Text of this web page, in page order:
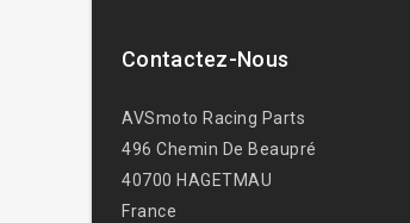
Contactez-Nous
AVSmoto Racing Parts
496 Chemin De Beaupré
40700 HAGETMAU
France